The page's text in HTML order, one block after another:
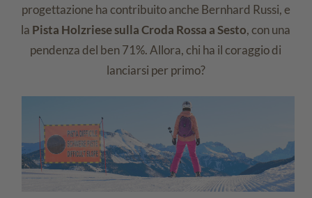
progettazione ha contribuito anche Bernhard Russi, e
la Pista Holzriese sulla Croda Rossa a Sesto, con una
pendenza del ben 71%. Allora, chi ha il coraggio di
lanciarsi per primo?